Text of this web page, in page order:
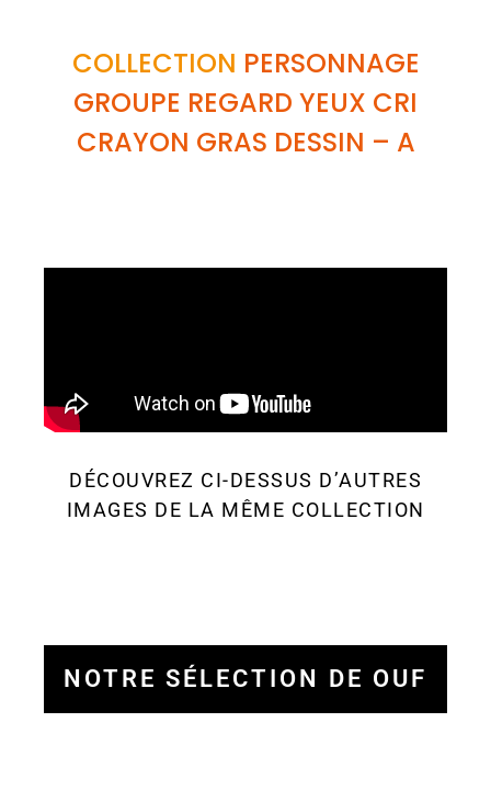
COLLECTION PERSONNAGE
GROUPE REGARD YEUX CRI
CRAYON GRAS DESSIN – A
DÉCOUVREZ CI-DESSUS D’AUTRES
IMAGES DE LA MÊME COLLECTION
NOTRE SÉLECTION DE OUF